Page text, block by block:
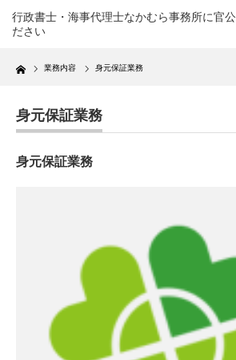
行政書士・海事代理士なかむら事務所に官
ださい
Home 業務内容 身元保証業務
身元保証業務
身元保証業務